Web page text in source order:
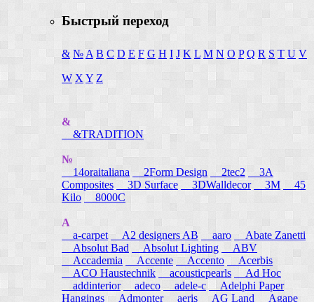
Быстрый переход
& № A B C D E F G H I J K L M N O P Q R S T U V
W X Y Z
&
&TRADITION
№
14oraitaliana
2Form Design 2tec2
3A
Composites
3D Surface 3DWalldecor 3M
45
Kilo
8000C
A
a-carpet
A2 designers AB aaro
Abate Zanetti
Absolut Bad
Absolut Lighting
ABV
Accademia
Accente Accento
Acerbis
ACO Haustechnik
acousticpearls
Ad Hoc
addinterior
adeco adele-c
Adelphi Paper
Hangings Admonter aeris AG Land Agape